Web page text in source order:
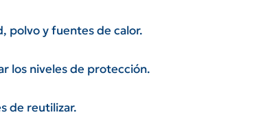
polvo y fuentes de calor.
los niveles de protección.
de reutilizar.